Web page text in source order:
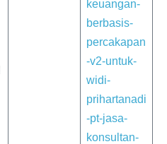
keuangan-
berbasis-
percakapan
-v2-untuk-
widi-
prihartanadi
-pt-jasa-
konsultan-